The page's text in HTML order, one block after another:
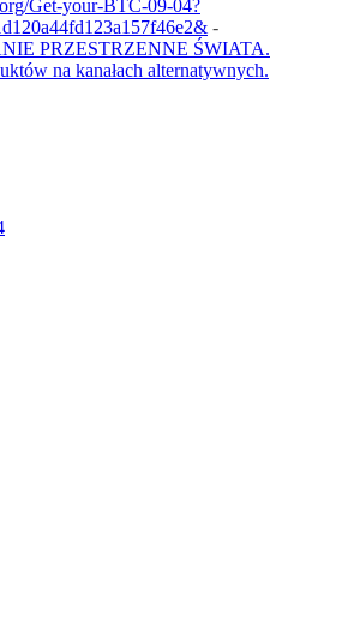
Get-your-BTC-09-04?
-
PRZESTRZENNE ŚWIATA.
na kanałach alternatywnych.